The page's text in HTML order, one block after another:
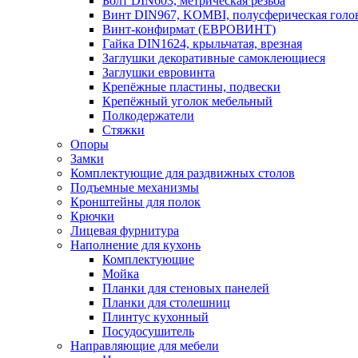
Винт DIN967, KOMBI, полусферическая
Винт-конфирмат (ЕВРОВИНТ)
Гайка DIN1624, крыльчатая, врезная
Заглушки декоративные самоклеющиеся
Заглушки евровинта
Крепёжные пластины, подвески
Крепёжный уголок мебельный
Полкодержатели
Стяжки
Опоры
Замки
Комплектующие для раздвижных столов
Подъемные механизмы
Кронштейны для полок
Крючки
Лицевая фурнитура
Наполнение для кухонь
Комплектующие
Мойка
Планки для стеновых панелей
Планки для столешниц
Плинтус кухонный
Посудосушитель
Направляющие для мебели